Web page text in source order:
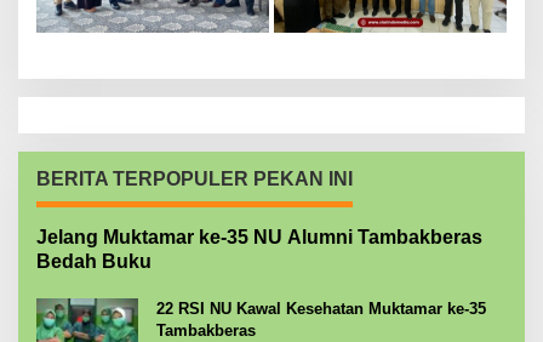
BERITA TERPOPULER PEKAN INI
Jelang Muktamar ke-35 NU Alumni Tambakberas
Bedah Buku
22 RSI NU Kawal Kesehatan Muktamar ke-35
Tambakberas